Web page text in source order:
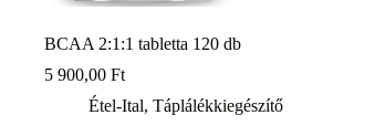
BCAA 2:1:1 tabletta 120 db
5 900,00 Ft
Étel-Ital, Táplálékkiegészítő